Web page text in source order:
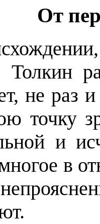
От
не раз
точку
и
в